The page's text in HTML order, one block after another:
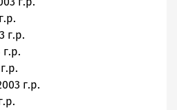
г.р.
г.р.